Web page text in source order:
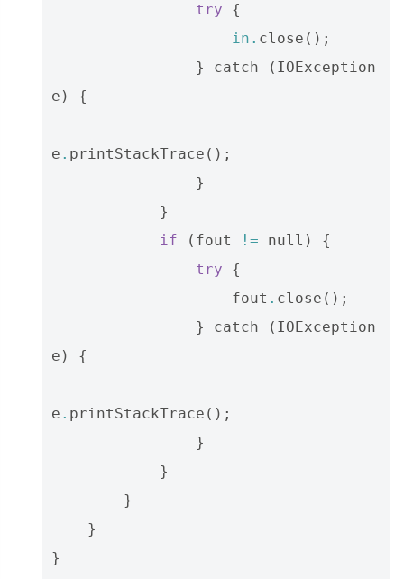
try
{
in . close ();
}
catch ( IOException
e ) {
e . printStackTrace ();
}
}
if
( fout != null )
{
try
{
fout . close ();
}
catch ( IOException
e ) {
e . printStackTrace ();
}
}
}
}
}